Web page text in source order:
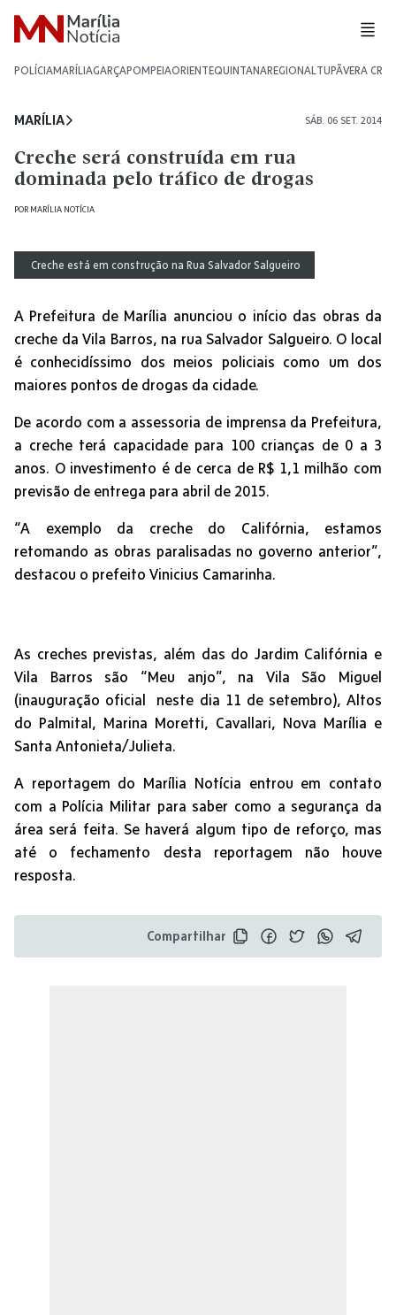
POLÍCIAMARÍLIAGARÇAPOMPEIAORIENTEQUINTANAREGIONALTUPÃVERA CRUZ
MARÍLIA SÁB. 06 SET. 2014
Creche será construída em rua
dominada pelo tráfico de drogas
POR MARÍLIA NOTÍCIA
Creche está em construção na Rua Salvador Salgueiro
A Prefeitura de Marília anunciou o início das obras da
creche da Vila Barros, na rua Salvador Salgueiro. O local
é conhecidíssimo dos meios policiais como um dos
maiores pontos de drogas da cidade.
De acordo com a assessoria de imprensa da Prefeitura,
a creche terá capacidade para 100 crianças de 0 a 3
anos. O investimento é de cerca de R$ 1,1 milhão com
previsão de entrega para abril de 2015.
“A exemplo da creche do Califórnia, estamos
retomando as obras paralisadas no governo anterior”,
destacou o prefeito Vinicius Camarinha.
As creches previstas, além das do Jardim Califórnia e
Vila Barros são “Meu anjo”, na Vila São Miguel
(inauguração oficial neste dia 11 de setembro), Altos
do Palmital, Marina Moretti, Cavallari, Nova Marília e
Santa Antonieta/Julieta.
A reportagem do Marília Notícia entrou em contato
com a Polícia Militar para saber como a segurança da
área será feita. Se haverá algum tipo de reforço, mas
até o fechamento desta reportagem não houve
resposta.
Compartilhar